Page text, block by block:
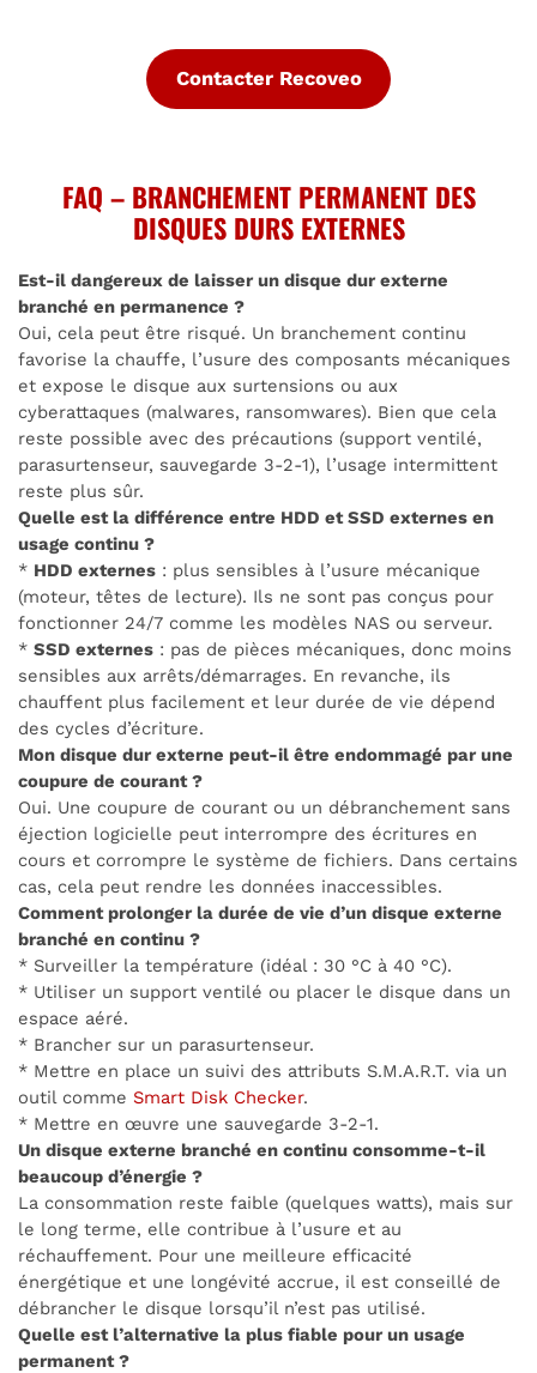
Contacter Recoveo
FAQ – BRANCHEMENT PERMANENT DES
DISQUES DURS EXTERNES
Est-il dangereux de laisser un disque dur externe
branché en permanence ?
Oui, cela peut être risqué. Un branchement continu
favorise la chauffe, l’usure des composants mécaniques
et expose le disque aux surtensions ou aux
cyberattaques (malwares, ransomwares). Bien que cela
reste possible avec des précautions (support ventilé,
parasurtenseur, sauvegarde 3-2-1), l’usage intermittent
reste plus sûr.
Quelle est la différence entre HDD et SSD externes en
usage continu ?
* HDD externes : plus sensibles à l’usure mécanique
(moteur, têtes de lecture). Ils ne sont pas conçus pour
fonctionner 24/7 comme les modèles NAS ou serveur.
* SSD externes : pas de pièces mécaniques, donc moins
sensibles aux arrêts/démarrages. En revanche, ils
chauffent plus facilement et leur durée de vie dépend
des cycles d’écriture.
Mon disque dur externe peut-il être endommagé par une
coupure de courant ?
Oui. Une coupure de courant ou un débranchement sans
éjection logicielle peut interrompre des écritures en
cours et corrompre le système de fichiers. Dans certains
cas, cela peut rendre les données inaccessibles.
Comment prolonger la durée de vie d’un disque externe
branché en continu ?
* Surveiller la température (idéal : 30 °C à 40 °C).
* Utiliser un support ventilé ou placer le disque dans un
espace aéré.
* Brancher sur un parasurtenseur.
* Mettre en place un suivi des attributs S.M.A.R.T. via un
outil comme Smart Disk Checker.
* Mettre en œuvre une sauvegarde 3-2-1.
Un disque externe branché en continu consomme-t-il
beaucoup d’énergie ?
La consommation reste faible (quelques watts), mais sur
le long terme, elle contribue à l’usure et au
réchauffement. Pour une meilleure efficacité
énergétique et une longévité accrue, il est conseillé de
débrancher le disque lorsqu’il n’est pas utilisé.
Quelle est l’alternative la plus fiable pour un usage
permanent ?